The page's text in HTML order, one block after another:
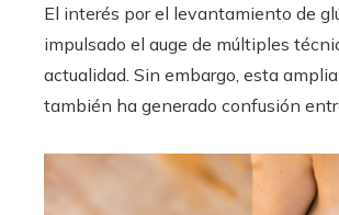
El interés por el levantamiento de
impulsado el auge de múltiples
actualidad. Sin embargo, esta
también ha generado confusión entre